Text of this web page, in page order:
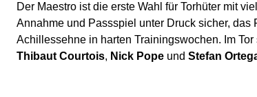
Der Maestro ist die erste Wahl für Torhüter mit
Annahme und Passspiel unter Druck sicher, das
Achillessehne in harten Trainingswochen. Im
Thibaut Courtois, Nick Pope und Stefan